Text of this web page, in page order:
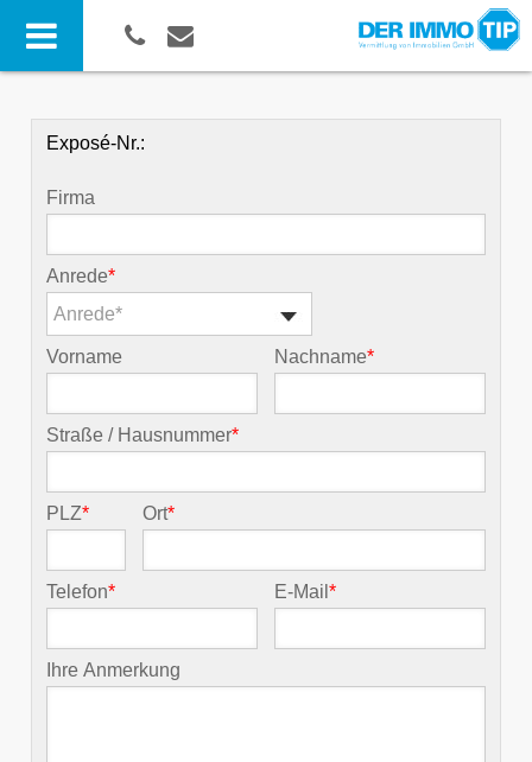
Exposé-Nr.:
Firma
Anrede*
Anrede*
Vorname Nachname*
Straße / Hausnummer*
PLZ* Ort*
Telefon* E-Mail*
Ihre Anmerkung